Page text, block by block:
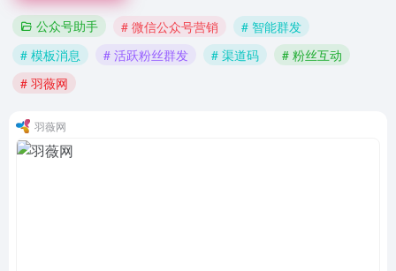
公众号助手 # 微信公众号营销
# 智能群发
# 模板消息
# 活跃粉丝群发 # 渠道码
# 粉丝互动
# 羽薇网
羽薇网